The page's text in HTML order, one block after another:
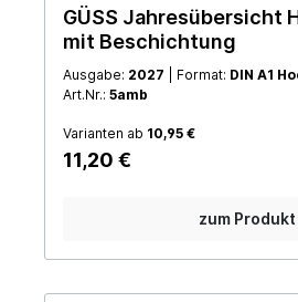
GÜSS Jahresübersicht
mit Beschichtung
Ausgabe: 2027 | Format: DIN A1
Art.Nr.: 5amb
Varianten ab 10,95 €
11,20 €
zum Produkt